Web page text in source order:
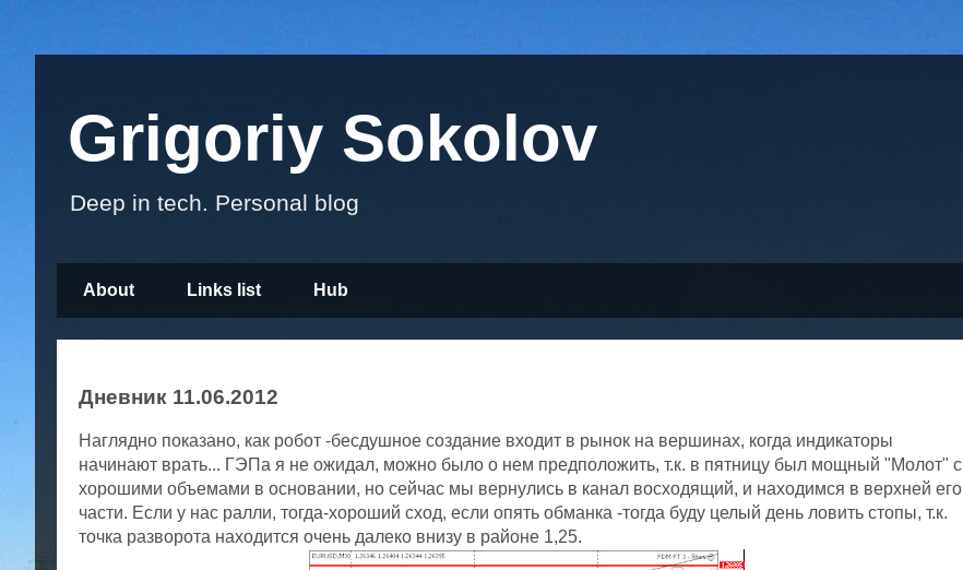
Grigoriy Sokolov
Deep in tech. Personal blog
About Links list Hub
Дневник 11.06.2012
Наглядно показано, как робот -бесдушное создание входит в рынок на вершинах, когда индикаторы
начинают врать... ГЭПа я не ожидал, можно было о нем предположить, т.к. в пятницу был мощный "Молот" с
хорошими объемами в основании, но сейчас мы вернулись в канал восходящий, и находимся в верхней его
части. Если у нас ралли, тогда-хороший сход, если опять обманка -тогда буду целый день ловить стопы, т.к.
точка разворота находится очень далеко внизу в районе 1,25.